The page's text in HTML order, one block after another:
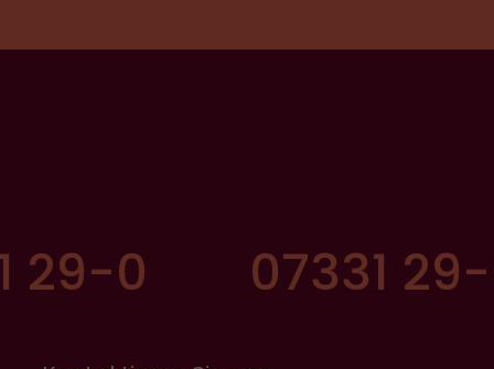
29-0 07331